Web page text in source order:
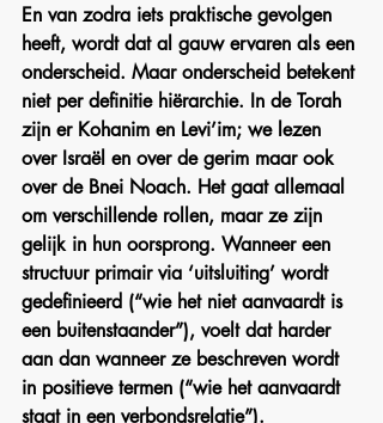
En van zodra iets praktische gevolgen
heeft, wordt dat al gauw ervaren als een
onderscheid. Maar onderscheid betekent
niet per definitie hiërarchie. In de Torah
zijn er Kohanim en Levi’im; we lezen
over Israël en over de gerim maar ook
over de Bnei Noach. Het gaat allemaal
om verschillende rollen, maar ze zijn
gelijk in hun oorsprong. Wanneer een
structuur primair via ‘uitsluiting’ wordt
gedefinieerd (“wie het niet aanvaardt is
een buitenstaander”), voelt dat harder
aan dan wanneer ze beschreven wordt
in positieve termen (“wie het aanvaardt
staat in een verbondsrelatie”).